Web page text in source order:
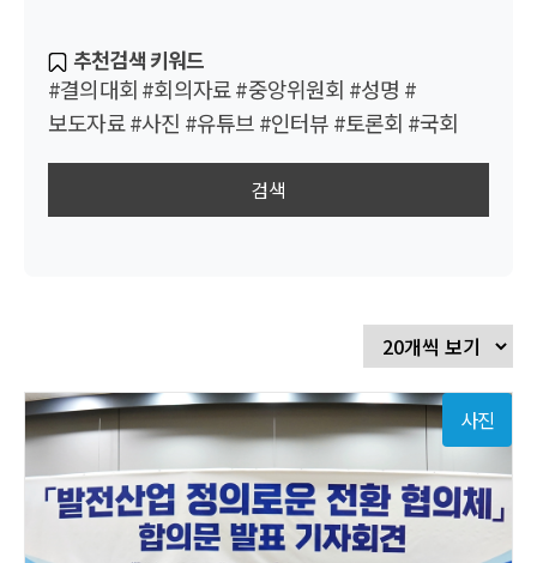
추천검색 키워드
#결의대회#회의자료#중앙위원회 #성명 #
보도자료#사진 #유튜브#인터뷰#토론회 #국회
검색
사진